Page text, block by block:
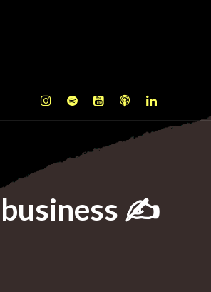
business ✍️